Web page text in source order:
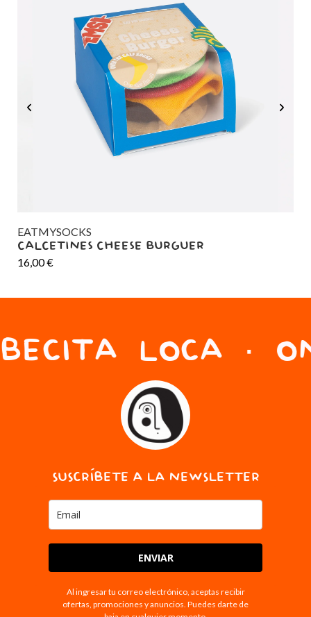
EATMYSOCKS
CALCETINES CHEESE BURGUER
16,00€
LOCA ·
SUSCRÍBETE A LA NEWSLETTER
ENVIAR
Al ingresar tu correo electrónico, aceptas recibir
ofertas, promociones y anuncios. Puedes darte de